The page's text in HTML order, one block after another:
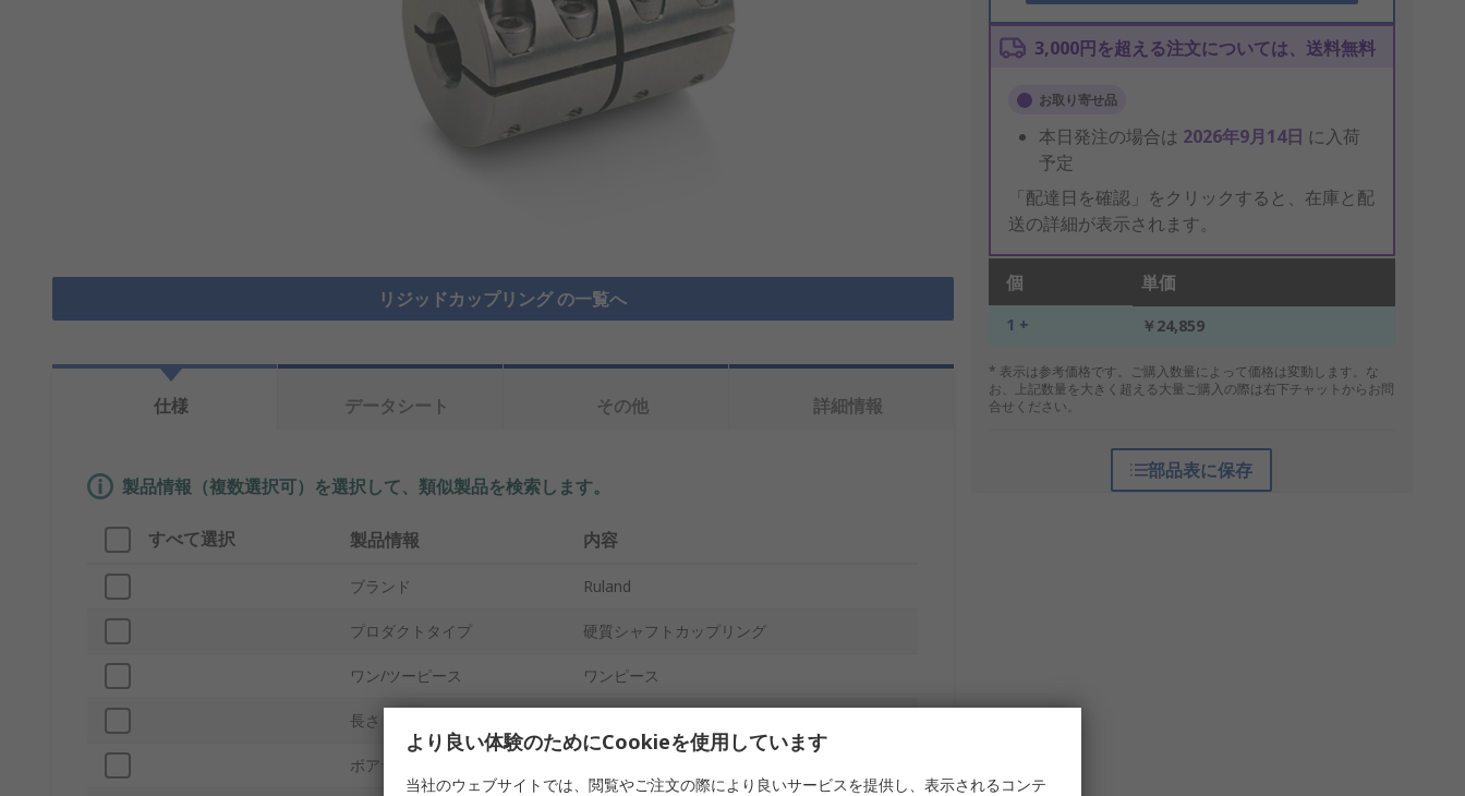
リジッドカップリング の一覧へ
3,000円を超える注文については、送料無料
お取り寄せ品
本日発注の場合は 2026年9月14日 に入荷
予定
「配達日を確認」をクリックすると、在庫と配
送の詳細が表示されます。
個 単価
1 + ￥24,859
* 表示は参考価格です。ご購入数量によって価格は変動します。な
お、上記数量を大きく超える大量ご購入の際は右下チャットからお問
合せください。
部品表に保存
仕様 データシート その他 詳細情報
製品情報（複数選択可）を選択して、類似製品を検索します。
すべて選択 製品情報 内容
ブランド Ruland
プロダクトタイプ 硬質シャフトカップリング
ワン/ツーピース ワンピース
長さ
ボアサイズA
より良い体験のためにCookieを使用しています
当社のウェブサイトでは、閲覧やご注文の際により良いサービスを提供し、表示されるコンテ